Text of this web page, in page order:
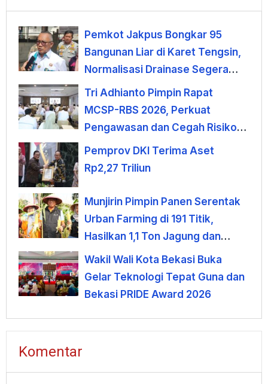
Pemkot Jakpus Bongkar 95
Bangunan Liar di Karet Tengsin,
Normalisasi Drainase Segera
Dimulai
Tri Adhianto Pimpin Rapat
MCSP-RBS 2026, Perkuat
Pengawasan dan Cegah Risiko
Korupsi
Pemprov DKI Terima Aset
Rp2,27 Triliun
Munjirin Pimpin Panen Serentak
Urban Farming di 191 Titik,
Hasilkan 1,1 Ton Jagung dan
Sayuran
Wakil Wali Kota Bekasi Buka
Gelar Teknologi Tepat Guna dan
Bekasi PRIDE Award 2026
Komentar